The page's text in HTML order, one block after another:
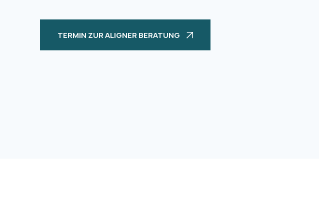
TERMIN ZUR ALIGNER BERATUNG